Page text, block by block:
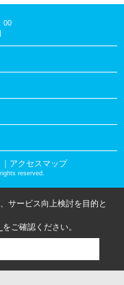
00
｜アクセスマップ
reserved.
サービス向上検討を目的と
をご確認ください。